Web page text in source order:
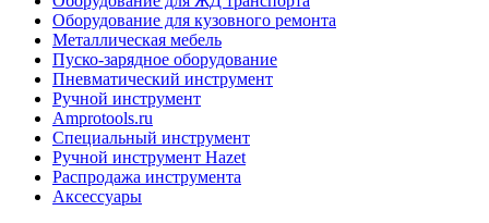
Оборудование для кузовного ремонта
Металлическая мебель
Пуско-зарядное оборудование
Пневматический инструмент
Ручной инструмент
Amprotools.ru
Специальный инструмент
Ручной инструмент Hazet
Распродажа инструмента
Аксессуары